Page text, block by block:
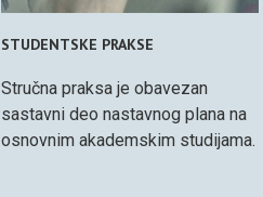
STUDENTSKE PRAKSE
Stručna praksa je obavezan
sastavni deo nastavnog plana na
osnovnim akademskim studijama.